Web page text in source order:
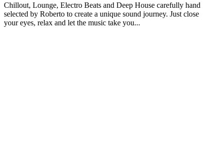
Chillout, Lounge, Electro Beats and Deep House carefully hand
selected by Roberto to create a unique sound journey. Just close
your eyes, relax and let the music take you...